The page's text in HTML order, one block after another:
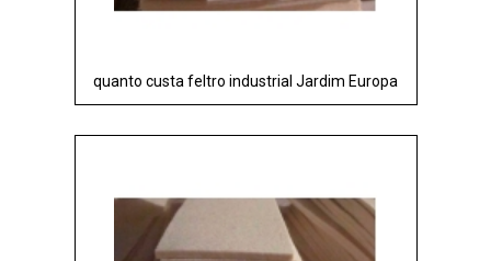
quanto custa feltro industrial Jardim Europa